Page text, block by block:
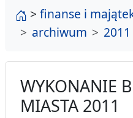
strona główna
> finanse i
archiwum
2011
WYKONANIE
MIASTA 2011